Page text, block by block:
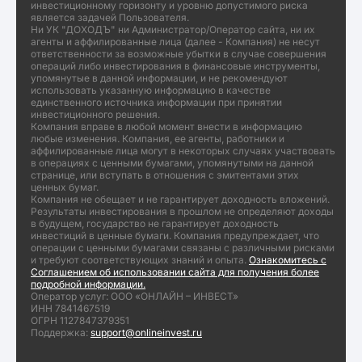
инвестиционному горизонту и уровню допустимого риска
является задачей Пользователя.
Ни УК "ДОХОДЪ" ни Администратор/Оператор сайта, ни их
агенты и аффилированные лица (далее - Компания) не несут
ответственности за возможные убытки в случае совершения
операций либо инвестирования в финансовые инструменты,
упомянутые в данной информации, и не рекомендуют
использовать указанную информацию в качестве
единственного источника информации при принятии
инвестиционного решения.
Компания вправе в любой момент внести в информацию
любые изменения. Компания, ее агенты, работники и
аффилированные лица могут в некоторых случаях участвовать
в операциях с ценными бумагами, упомянутыми на данной
странице, или вступать в отношения с эмитентами этих
ценных бумаг.
Компания не обещает и не гарантирует доходность вложений.
Результаты инвестирования в прошлом не определяют доходы
в будущем, государство не гарантирует доходность
инвестиций в ценные бумаги. Компания предупреждает, что
операции с ценными бумагами связаны с различными рисками
и требуют соответствующих знаний и опыта. Ознакомитесь с
Соглашением об использовании сайта для получения более
подробной информации.
Оператор услуг: ООО «ОНЛАЙН – ИНВЕСТ»
ИНН 7841467519
ОГРН 1127847379351
Поддержка: support@onlineinvest.ru